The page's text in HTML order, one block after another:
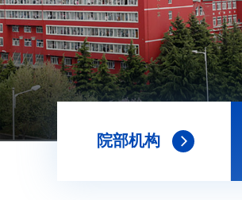
院部机构